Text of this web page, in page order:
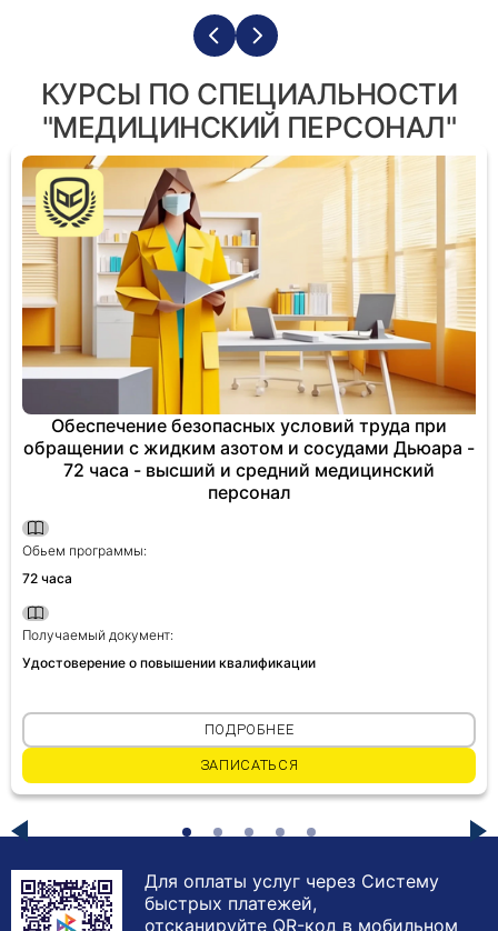
КУРСЫ ПО СПЕЦИАЛЬНОСТИ
"МЕДИЦИНСКИЙ ПЕРСОНАЛ"
Обеспечение безопасных условий труда при
обращении с жидким азотом и сосудами Дьюара -
72 часа - высший и средний медицинский
персонал
Обьем программы:
72 часа
Получаемый документ:
Удостоверение о повышении квалификации
ПОДРОБНЕЕ
ЗАПИСАТЬСЯ
Для оплаты услуг через Систему
быстрых платежей,
отсканируйте QR-код в мобильном